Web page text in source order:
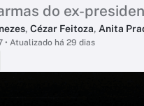
do ex-
, Cézar Feitoza, Anita
• Atualizado há 29 dias